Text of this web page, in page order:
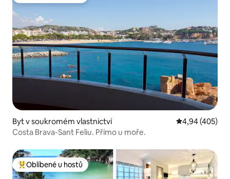
Byt v soukromém vlastnictví Průměrné
4,94 (405)
Costa Brava-Sant Feliu. Přímo u moře.
Nejlepší v kategorii Oblíbené u hostů
Oblíbené u hostů